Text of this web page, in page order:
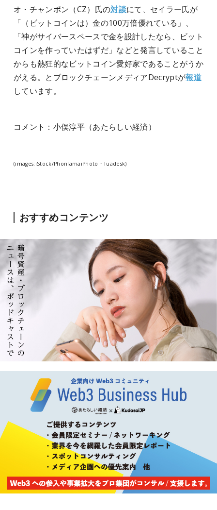
オ・チャンポン（CZ）氏の対談にて、セイラー氏が
「（ビットコインは）金の100万倍優れている」、
「神がサイバースペースで金を設計したなら、ビット
コインを作っていたはずだ」などと発言していること
からも熱狂的なビットコイン愛好家であることがうか
がえる。とブロックチェーンメディアDecryptが報道
しています。
コメント：小俣淳平（あたらしい経済）
(images:iStock/PhonlamaiPhoto・Tuadesk)
おすすめコンテンツ